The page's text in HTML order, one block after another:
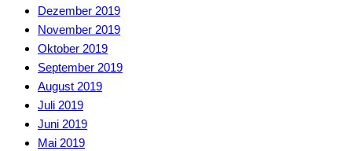
Dezember 2019
November 2019
Oktober 2019
September 2019
August 2019
Juli 2019
Juni 2019
Mai 2019